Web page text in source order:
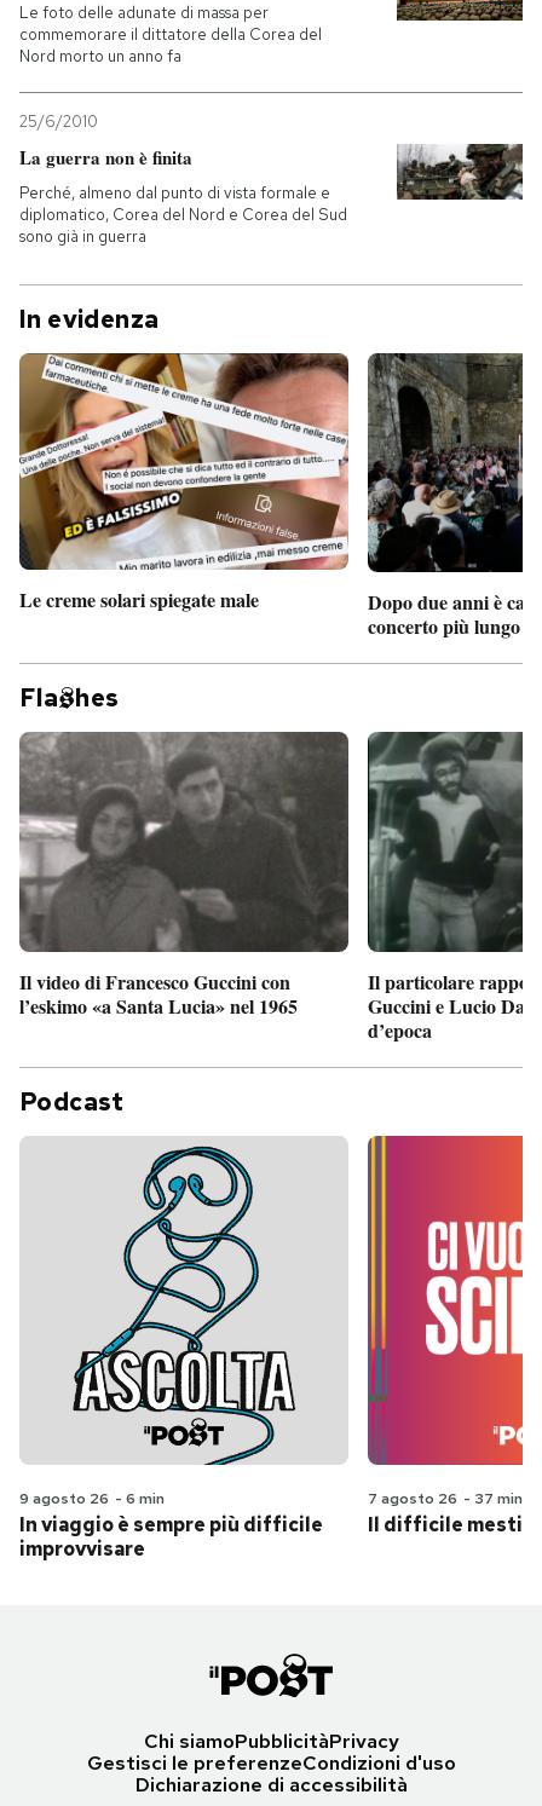
Le foto delle adunate di massa per
commemorare il dittatore della Corea del
Nord morto un anno fa
25/6/2010
La guerra non è finita
Perché, almeno dal punto di vista formale e
diplomatico, Corea del Nord e Corea del Sud
sono già in guerra
In evidenza
Le creme solari spiegate male
Dopo due anni è
concerto più lungo
Fla hes
Il video di Francesco Guccini con
l’eskimo «a Santa Lucia» nel 1965
Il particolare
Guccini e Lucio
d’epoca
Podcast
9 agosto 26 - 6 min
In viaggio è sempre più difficile
improvvisare
7 agosto 26 - 37 min
Il difficile
Chi siamoPubblicitàPrivacy
Gestisci le preferenzeCondizioni d'uso
Dichiarazione di accessibilità